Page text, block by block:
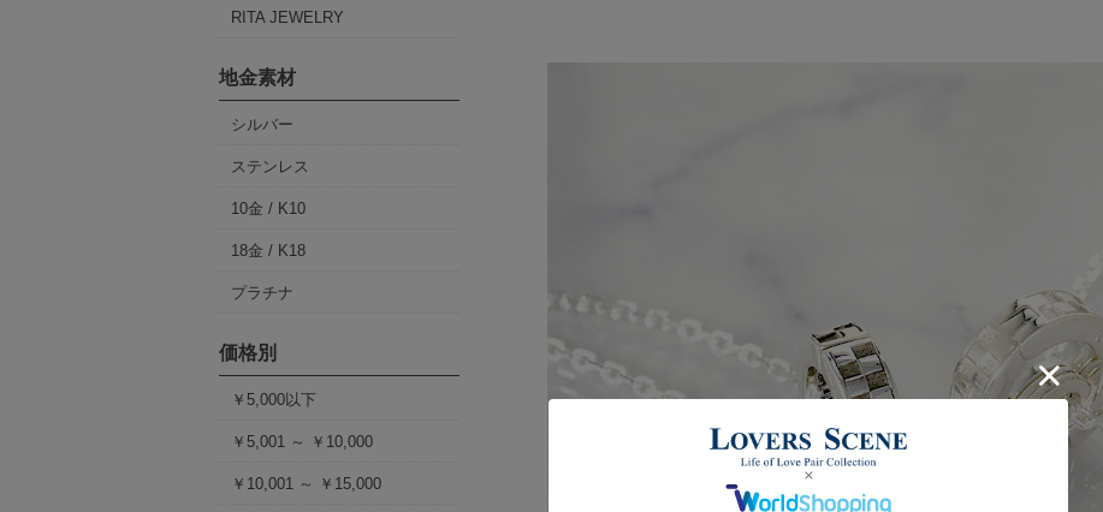
RITA JEWELRY
地金素材
シルバー
ステンレス
10金 / K10
18金 / K18
プラチナ
価格別
￥5,000以下
￥5,001 ～ ￥10,000
￥10,001 ～ ￥15,000